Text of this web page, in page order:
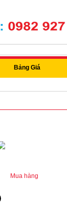
Bảng Giá
Mua hàng